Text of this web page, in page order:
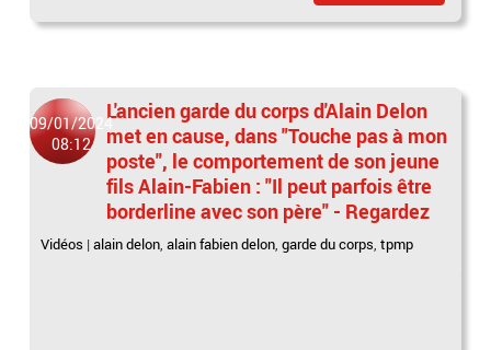
09/01/2024
08:12
L'ancien garde du corps d'Alain Delon
met en cause, dans "Touche pas à mon
poste", le comportement de son jeune
fils Alain-Fabien : "Il peut parfois être
borderline avec son père" - Regardez
Vidéos |alain delon,alain fabien delon,garde du corps,tpmp